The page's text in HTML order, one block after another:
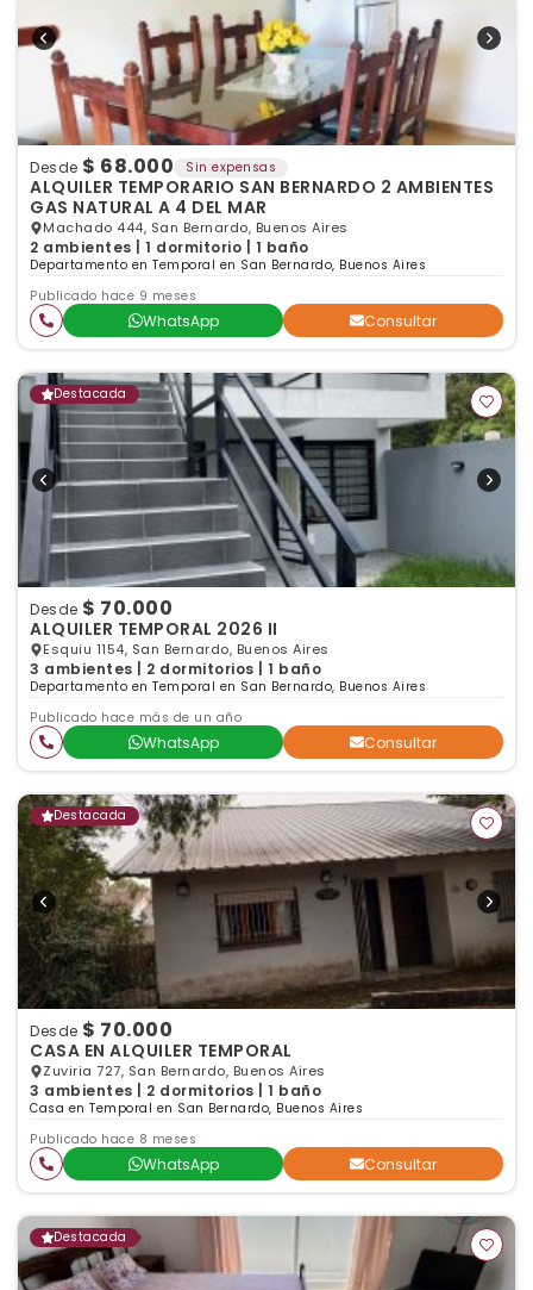
Desde $ 68.000 Sin expensas
ALQUILER TEMPORARIO SAN BERNARDO 2 AMBIENTES
GAS NATURAL A 4 DEL MAR
Machado 444, San Bernardo, Buenos Aires
2 ambientes | 1 dormitorio | 1 baño
Departamento en Temporal en San Bernardo, Buenos Aires
Publicado hace 9 meses
WhatsApp Consultar
Destacada
Desde $ 70.000
ALQUILER TEMPORAL 2026 II
Esquiu 1154, San Bernardo, Buenos Aires
3 ambientes | 2 dormitorios | 1 baño
Departamento en Temporal en San Bernardo, Buenos Aires
Publicado hace más de un año
WhatsApp Consultar
Destacada
Desde $ 70.000
CASA EN ALQUILER TEMPORAL
Zuviria 727, San Bernardo, Buenos Aires
3 ambientes | 2 dormitorios | 1 baño
Casa en Temporal en San Bernardo, Buenos Aires
Publicado hace 8 meses
WhatsApp Consultar
Destacada